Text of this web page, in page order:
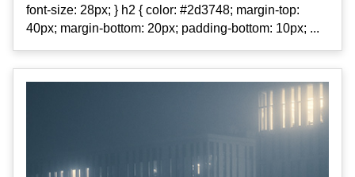
font-size: 28px; } h2 { color: #2d3748; margin-top:
40px; margin-bottom: 20px; padding-bottom: 10px; ...